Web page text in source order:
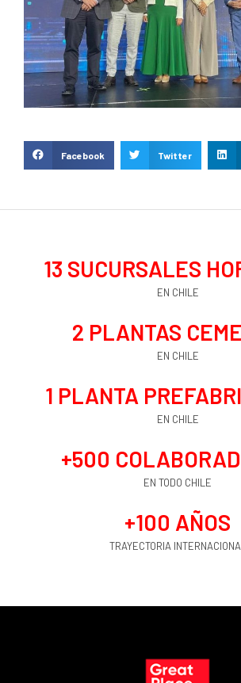
Facebook Twitter
EN CHILE
13 SUCURSALES
EN CHILE
2 PLANTAS
EN CHILE
1 PLANTA
EN TODO CHILE
+500
TRAYECTORIA
+100 AÑOS